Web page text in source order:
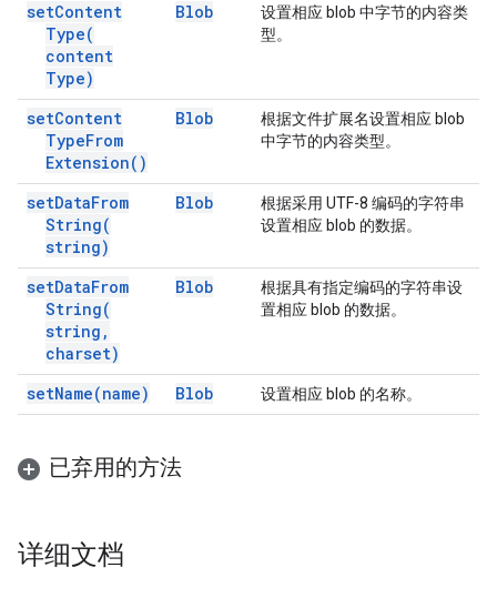
setContent
Type(
content
Type)
Blob
设置相应 blob 中字节的内容类
型。
setContent
TypeFrom
Extension( )
Blob
根据文件扩展名设置相应 blob
中字节的内容类型。
setDataFrom
String(
string)
Blob
根据采用 UTF-8 编码的字符串
设置相应 blob 的数据。
setDataFrom
String(
string ,
charset)
Blob
根据具有指定编码的字符串设
置相应 blob 的数据。
setName(name) Blob 设置相应 blob 的名称。
已弃用的方法
详细文档